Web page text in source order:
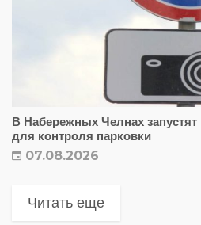
В Набережных Челнах
для контроля парковки
07.08.2026
Читать еще